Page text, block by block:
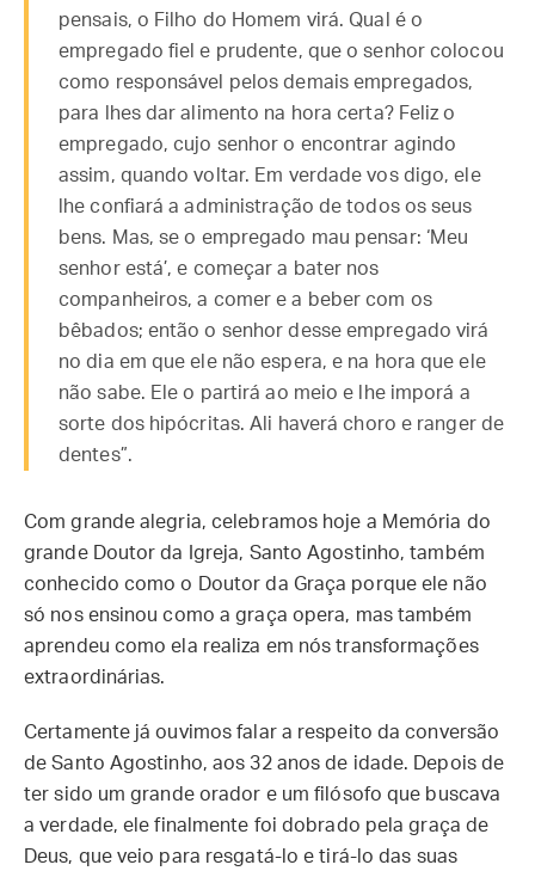
pensais, o Filho do Homem virá. Qual é o
empregado fiel e prudente, que o senhor colocou
como responsável pelos demais empregados,
para lhes dar alimento na hora certa? Feliz o
empregado, cujo senhor o encontrar agindo
assim, quando voltar. Em verdade vos digo, ele
lhe confiará a administração de todos os seus
bens. Mas, se o empregado mau pensar: ‘Meu
senhor está’, e começar a bater nos
companheiros, a comer e a beber com os
bêbados; então o senhor desse empregado virá
no dia em que ele não espera, e na hora que ele
não sabe. Ele o partirá ao meio e lhe imporá a
sorte dos hipócritas. Ali haverá choro e ranger de
dentes”.
Com grande alegria, celebramos hoje a Memória do
grande Doutor da Igreja, Santo Agostinho, também
conhecido como o Doutor da Graça porque ele não
só nos ensinou como a graça opera, mas também
aprendeu como ela realiza em nós transformações
extraordinárias.
Certamente já ouvimos falar a respeito da conversão
de Santo Agostinho, aos 32 anos de idade. Depois de
ter sido um grande orador e um filósofo que buscava
a verdade, ele finalmente foi dobrado pela graça de
Deus, que veio para resgatá-lo e tirá-lo das suas